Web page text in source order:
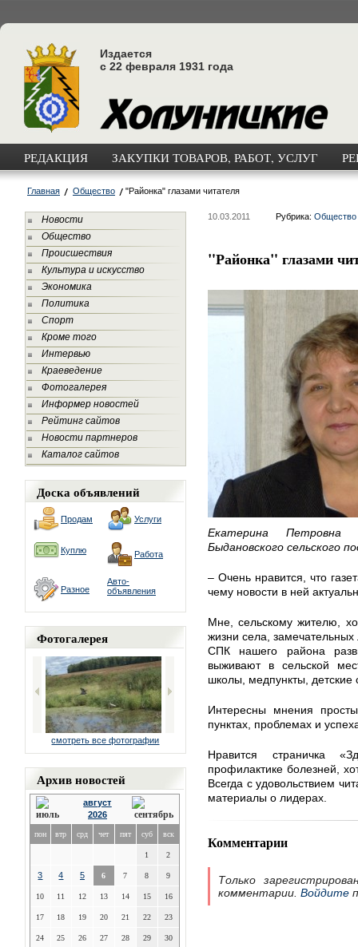
Издается
с 22 февраля 1931 года
РЕДАКЦИЯ ЗАКУПКИ ТОВАРОВ, РАБОТ, УСЛУГ
Главная Общество "Районка" глазами читателя
Новости
Общество
Происшествия
Культура и искусство
Экономика
Политика
Спорт
Кроме того
Интервью
Краеведение
Фотогалерея
Информер новостей
Рейтинг сайтов
Новости партнеров
Каталог сайтов
Доска объявлений
Продам Услуги
Куплю Работа
Разное
Авто-
объявления
Фотогалерея
смотреть все фотографии
Архив новостей
август
2026
пон втр срд чет пят суб вск
1 2
3 4 5 6 7 8 9
10 11 12 13 14 15 16
17 18 19 20 21 22 23
24 25 26 27 28 29 30
10.03.2011 Рубрика: Общество
"Районка" глазами
Екатерина Петровна
Быдановского сельского
– Очень нравится, что
чему новости в ней
Мне, сельскому жителю,
жизни села,
СПК нашего района
выживают в сельской
школы, медпункты, детские
Интересны мнения
пунктах, проблемах и
Нравится страничка
профилактике болезней,
Всегда с удовольствием
материалы о лидерах.
Комментарии
Только
комментарии. Войдите